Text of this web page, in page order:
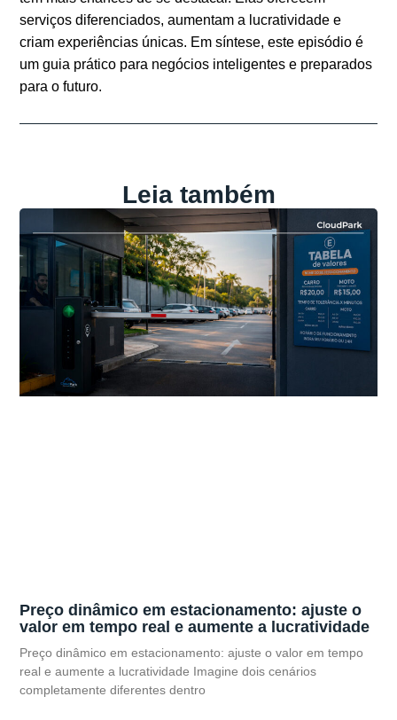
serviços diferenciados, aumentam a lucratividade e
criam experiências únicas. Em síntese, este episódio é
um guia prático para negócios inteligentes e preparados
para o futuro.
Leia também
Preço dinâmico em estacionamento: ajuste o
valor em tempo real e aumente a lucratividade
Preço dinâmico em estacionamento: ajuste o valor em tempo
real e aumente a lucratividade Imagine dois cenários
completamente diferentes dentro